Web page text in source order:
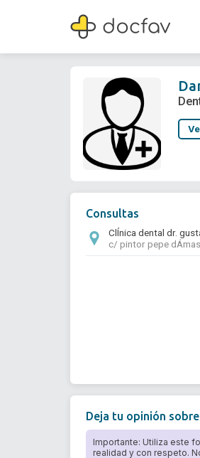
Daniel Abilio Falcón
Dentista
Consultas
ClÍnica dental dr.
c/ pintor pepe
Deja tu opinión
Importante: Utiliza este
realidad y con respeto.